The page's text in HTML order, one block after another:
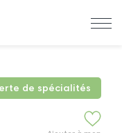
de spécialités